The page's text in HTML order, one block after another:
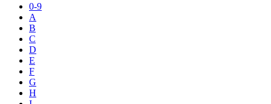
0-9
A
B
C
D
E
F
G
H